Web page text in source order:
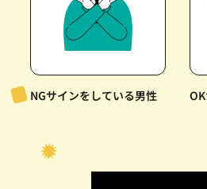
NGサインをしている男性